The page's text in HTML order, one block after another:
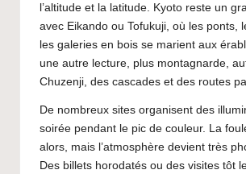
l’altitude et la latitude. Kyoto reste un
avec Eikando ou Tofukuji, où les ponts,
les galeries en bois se marient aux
une autre lecture, plus montagnarde,
Chuzenji, des cascades et des routes
De nombreux sites organisent des
soirée pendant le pic de couleur. La
alors, mais l’atmosphère devient très
Des billets horodatés ou des visites tôt